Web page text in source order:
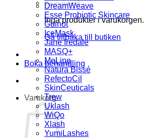
Inga produkter i varukorgen.
Gå tillbaka till butiken
Boka behandling
Varukorg
DreamWeave
Esse Probiotic Skincare
Guinot
IceMask
Jane Iredale
MASQ+
MeLine
Natura Bissé
RefectoCil
SkinCeuticals
Trew
Uklash
WiQo
Xlash
YumiLashes